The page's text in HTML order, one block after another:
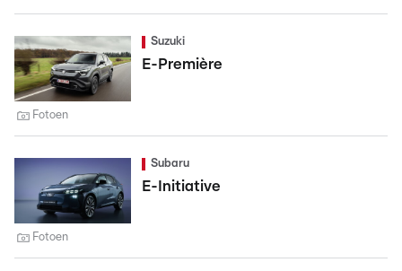
Suzuki
E-Première
Fotoen
Subaru
E-Initiative
Fotoen